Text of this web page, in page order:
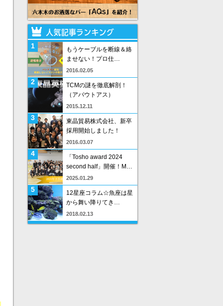
1
もうケーブルを断線＆絡
ませない！プロ仕…
2016.02.05
2
TCMの謎を徹底解剖！
（アバウトアス）
2015.12.11
3
東晶貿易株式会社、新卒
採用開始しました！
2016.03.07
4
「Tosho award 2024
second half」開催！M…
2025.01.29
5
12星座コラム☆魚座は星
から舞い降りてき…
2018.02.13